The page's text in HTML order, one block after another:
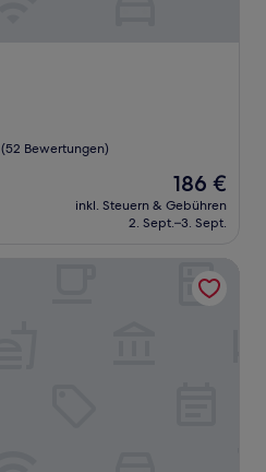
(52 Bewertungen)
Der
Preis
beträgt
186 €
inkl. Steuern & Gebühren
2. Sept.–3. Sept.